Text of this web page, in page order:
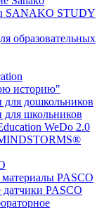
SANAKO STUDY
образовательных
историю"
для дошкольников
для школьников
WeDo 2.0
PASCO
PASCO